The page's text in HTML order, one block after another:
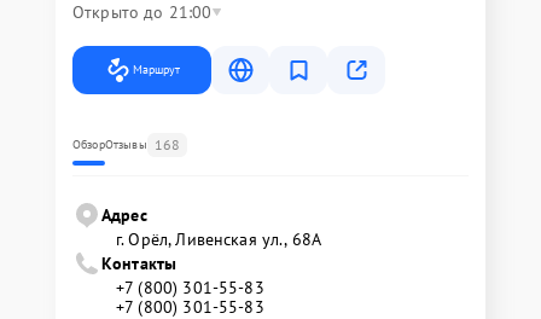
Открыто до 21:00
Маршрут
ОбзорОтзывы 168
Адрес
г. Орёл, Ливенская ул., 68А
Контакты
+7 (800) 301-55-83
+7 (800) 301-55-83